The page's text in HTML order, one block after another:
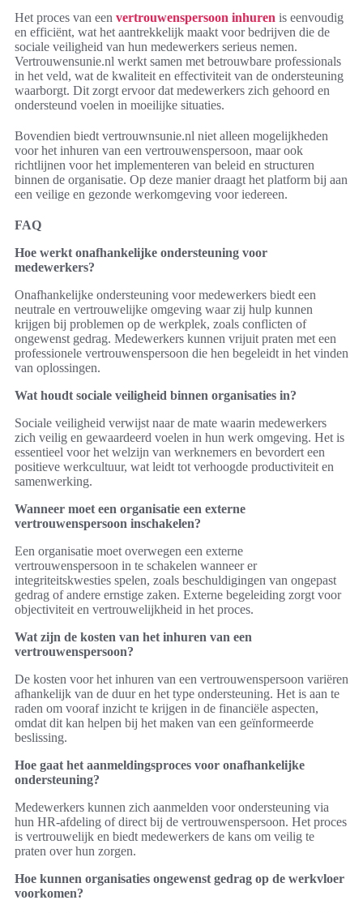
Het proces van een vertrouwenspersoon inhuren is eenvoudig
en efficiënt, wat het aantrekkelijk maakt voor bedrijven die de
sociale veiligheid van hun medewerkers serieus nemen.
Vertrouwensunie.nl werkt samen met betrouwbare professionals
in het veld, wat de kwaliteit en effectiviteit van de ondersteuning
waarborgt. Dit zorgt ervoor dat medewerkers zich gehoord en
ondersteund voelen in moeilijke situaties.
Bovendien biedt vertrouwnsunie.nl niet alleen mogelijkheden
voor het inhuren van een vertrouwenspersoon, maar ook
richtlijnen voor het implementeren van beleid en structuren
binnen de organisatie. Op deze manier draagt het platform bij aan
een veilige en gezonde werkomgeving voor iedereen.
FAQ
Hoe werkt onafhankelijke ondersteuning voor
medewerkers?
Onafhankelijke ondersteuning voor medewerkers biedt een
neutrale en vertrouwelijke omgeving waar zij hulp kunnen
krijgen bij problemen op de werkplek, zoals conflicten of
ongewenst gedrag. Medewerkers kunnen vrijuit praten met een
professionele vertrouwenspersoon die hen begeleidt in het vinden
van oplossingen.
Wat houdt sociale veiligheid binnen organisaties in?
Sociale veiligheid verwijst naar de mate waarin medewerkers
zich veilig en gewaardeerd voelen in hun werk omgeving. Het is
essentieel voor het welzijn van werknemers en bevordert een
positieve werkcultuur, wat leidt tot verhoogde productiviteit en
samenwerking.
Wanneer moet een organisatie een externe
vertrouwenspersoon inschakelen?
Een organisatie moet overwegen een externe
vertrouwenspersoon in te schakelen wanneer er
integriteitskwesties spelen, zoals beschuldigingen van ongepast
gedrag of andere ernstige zaken. Externe begeleiding zorgt voor
objectiviteit en vertrouwelijkheid in het proces.
Wat zijn de kosten van het inhuren van een
vertrouwenspersoon?
De kosten voor het inhuren van een vertrouwenspersoon variëren
afhankelijk van de duur en het type ondersteuning. Het is aan te
raden om vooraf inzicht te krijgen in de financiële aspecten,
omdat dit kan helpen bij het maken van een geïnformeerde
beslissing.
Hoe gaat het aanmeldingsproces voor onafhankelijke
ondersteuning?
Medewerkers kunnen zich aanmelden voor ondersteuning via
hun HR-afdeling of direct bij de vertrouwenspersoon. Het proces
is vertrouwelijk en biedt medewerkers de kans om veilig te
praten over hun zorgen.
Hoe kunnen organisaties ongewenst gedrag op de werkvloer
voorkomen?